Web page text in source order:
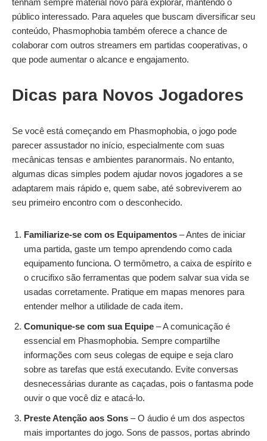
tenham sempre material novo para explorar, mantendo o
público interessado. Para aqueles que buscam diversificar seu
conteúdo, Phasmophobia também oferece a chance de
colaborar com outros streamers em partidas cooperativas, o
que pode aumentar o alcance e engajamento.
Dicas para Novos Jogadores
Se você está começando em Phasmophobia, o jogo pode
parecer assustador no início, especialmente com suas
mecânicas tensas e ambientes paranormais. No entanto,
algumas dicas simples podem ajudar novos jogadores a se
adaptarem mais rápido e, quem sabe, até sobreviverem ao
seu primeiro encontro com o desconhecido.
Familiarize-se com os Equipamentos – Antes de iniciar
uma partida, gaste um tempo aprendendo como cada
equipamento funciona. O termômetro, a caixa de espírito e
o crucifixo são ferramentas que podem salvar sua vida se
usadas corretamente. Pratique em mapas menores para
entender melhor a utilidade de cada item.
Comunique-se com sua Equipe – A comunicação é
essencial em Phasmophobia. Sempre compartilhe
informações com seus colegas de equipe e seja claro
sobre as tarefas que está executando. Evite conversas
desnecessárias durante as caçadas, pois o fantasma pode
ouvir o que você diz e atacá-lo.
Preste Atenção aos Sons – O áudio é um dos aspectos
mais importantes do jogo. Sons de passos, portas abrindo